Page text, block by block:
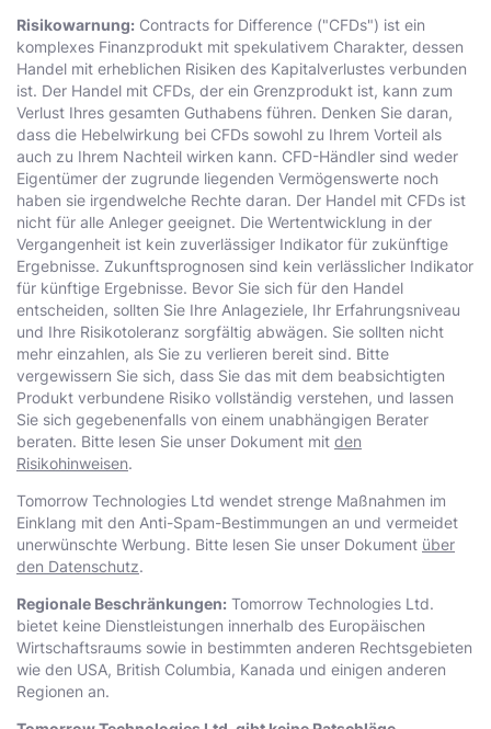
Risikowarnung: Contracts for Difference ("CFDs") ist ein
komplexes Finanzprodukt mit spekulativem Charakter, dessen
Handel mit erheblichen Risiken des Kapitalverlustes verbunden
ist. Der Handel mit CFDs, der ein Grenzprodukt ist, kann zum
Verlust Ihres gesamten Guthabens führen. Denken Sie daran,
dass die Hebelwirkung bei CFDs sowohl zu Ihrem Vorteil als
auch zu Ihrem Nachteil wirken kann. CFD-Händler sind weder
Eigentümer der zugrunde liegenden Vermögenswerte noch
haben sie irgendwelche Rechte daran. Der Handel mit CFDs ist
nicht für alle Anleger geeignet. Die Wertentwicklung in der
Vergangenheit ist kein zuverlässiger Indikator für zukünftige
Ergebnisse. Zukunftsprognosen sind kein verlässlicher Indikator
für künftige Ergebnisse. Bevor Sie sich für den Handel
entscheiden, sollten Sie Ihre Anlageziele, Ihr Erfahrungsniveau
und Ihre Risikotoleranz sorgfältig abwägen. Sie sollten nicht
mehr einzahlen, als Sie zu verlieren bereit sind. Bitte
vergewissern Sie sich, dass Sie das mit dem beabsichtigten
Produkt verbundene Risiko vollständig verstehen, und lassen
Sie sich gegebenenfalls von einem unabhängigen Berater
beraten. Bitte lesen Sie unser Dokument mit den
Risikohinweisen.
Тоmоrrоw Technologies Ltd wendet strenge Maßnahmen im
Einklang mit den Anti-Spam-Bestimmungen an und vermeidet
unerwünschte Werbung. Bitte lesen Sie unser Dokument über
den Datenschutz.
Regionale Beschränkungen: Тоmоrrоw Technologies Ltd.
bietet keine Dienstleistungen innerhalb des Europäischen
Wirtschaftsraums sowie in bestimmten anderen Rechtsgebieten
wie den USA, British Columbia, Kanada und einigen anderen
Regionen an.